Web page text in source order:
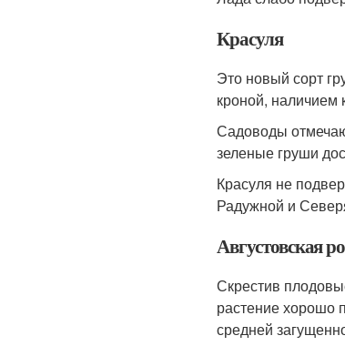
Красуля
Это новый сорт
кроной, наличием
Садоводы
зеленые груши
Красуля не
Радужной и
Августовская
Скрестив
растение хорошо
средней